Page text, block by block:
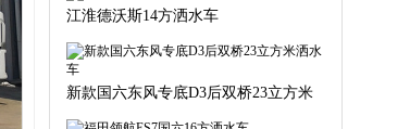
江淮德沃斯14方洒水车
新款国六东风专底D3后双桥23立方米
洒水车